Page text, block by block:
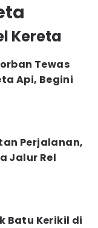
Kereta
Tewas
Api, Begini
Perjalanan,
Jalur Rel
Batu Kerikil di